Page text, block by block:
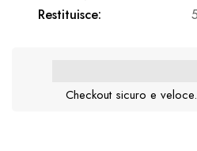
Restituisce:
Checkout sicuro e